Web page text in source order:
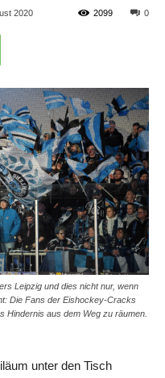
2020 0
2099
Leipzig und dies nicht nur, wenn
Die Fans der Eishockey-Cracks
Hindernis aus dem Weg zu räumen.
unter den Tisch